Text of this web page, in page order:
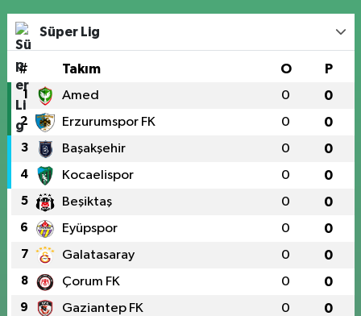
Süper Lig
# Takım O P
1 Amed 0 0
2 Erzurumspor FK 0 0
3 Başakşehir 0 0
4 Kocaelispor 0 0
5 Beşiktaş 0 0
6 Eyüpspor 0 0
7 Galatasaray 0 0
8 Çorum FK 0 0
9 Gaziantep FK 0 0